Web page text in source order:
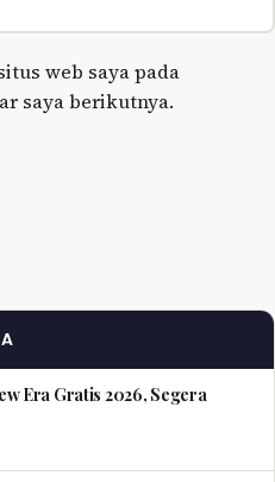
web saya pada
saya berikutnya.
Era Gratis 2026, Segera